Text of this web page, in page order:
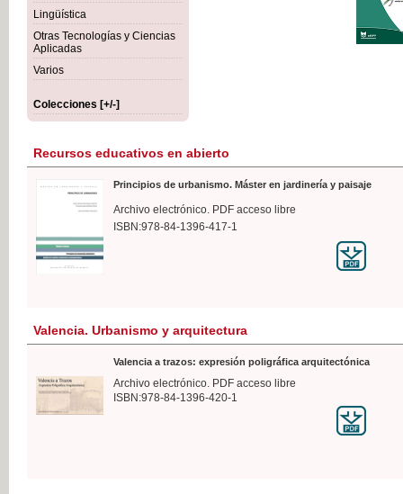
Lingüística
Otras Tecnologías y Ciencias
Aplicadas
Varios
Colecciones [+/-]
Recursos educativos en abierto
Principios de urbanismo. Máster en jardinería y paisaje
Archivo electrónico. PDF acceso libre
ISBN:978-84-1396-417-1
Valencia. Urbanismo y arquitectura
Valencia a trazos: expresión poligráfica arquitectónica
Archivo electrónico. PDF acceso libre
ISBN:978-84-1396-420-1